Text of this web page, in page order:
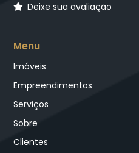
Deixe sua avaliação
Menu
Imóveis
Empreendimentos
Serviços
Sobre
Clientes